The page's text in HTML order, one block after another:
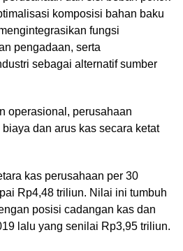
komposisi bahan baku
fungsi
pengadaan, serta
sebagai alternatif sumber
operasional, perusahaan
dan arus kas secara ketat
kas perusahaan per 30
Rp4,48 triliun. Nilai ini tumbuh
posisi cadangan kas dan
lalu yang senilai Rp3,95 triliun.